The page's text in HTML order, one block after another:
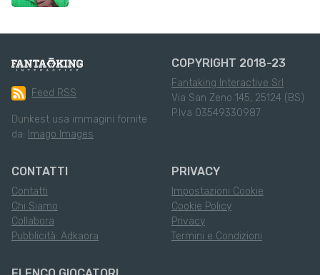
Feed RSS
Dunkest usa immagini fornite
da: Imago Images
COPYRIGHT 2018-23
Fantaking Interactive Srl
Via San Zeno 145, 25124 (BS)
P.Iva 03549330987
CONTATTI
Contatti
Chi Siamo
Collabora
Pubblicità: Adkaora
PRIVACY
Impostazioni Cookie
Cookie Policy
Privacy
Termini e Condizioni